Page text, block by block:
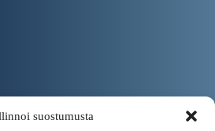
suostumusta